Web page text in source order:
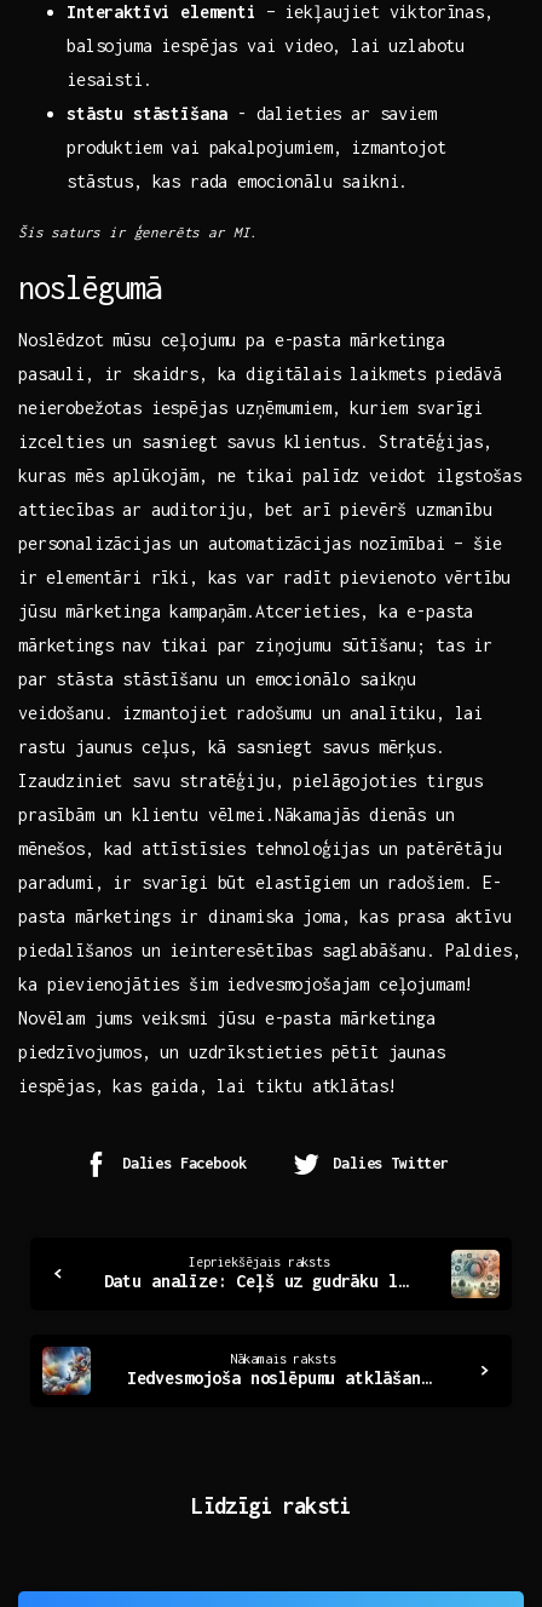
Interaktīvi elementi
– iekļaujiet viktorīnas,
balsojuma iespējas vai ⁤video, lai uzlabotu
iesaisti.
stāstu stāstīšana ⁢- dalieties ar saviem
produktiem vai​ pakalpojumiem, izmantojot
‌stāstus, kas rada emocionālu saikni.
Šis⁤ saturs ir ģenerēts ar MI.
noslēgumā
Noslēdzot mūsu ceļojumu pa e-pasta mārketinga
pasauli, ir skaidrs, ka digitālais laikmets piedāvā
neierobežotas iespējas uzņēmumiem, kuriem svarīgi
izcelties un ‍sasniegt savus klientus.‍ Stratēģijas,
kuras mēs aplūkojām, ne tikai palīdz veidot ilgstošas
attiecības ar auditoriju,⁢ bet arī pievērš uzmanību
personalizācijas un automatizācijas nozīmībai⁢ – šie
ir⁢ elementāri rīki, kas ⁣var radīt ⁤pievienoto ​vērtību
jūsu mārketinga kampaņām.Atcerieties, ‍ka e-pasta
‍mārketings nav tikai par ziņojumu sūtīšanu; tas ir
‍par stāsta⁤ stāstīšanu un emocionālo saikņu
veidošanu. izmantojiet radošumu un analītiku, lai
rastu jaunus ceļus, ⁣kā sasniegt savus mērķus.
Izaudziniet savu ‍stratēģiju, pielāgojoties tirgus
prasībām un klientu‍ vēlmei.Nākamajās ​dienās un
mēnešos, kad⁤ attīstīsies tehnoloģijas un patērētāju
paradumi, ir svarīgi būt ⁤elastīgiem ⁢un radošiem. E-
pasta mārketings ir dinamiska joma, ‌kas prasa aktīvu
piedalīšanos​ un ieinteresētības saglabāšanu. Paldies,
ka pievienojāties šim iedvesmojošajam ceļojumam!
Novēlam jums ⁤veiksmi jūsu e-pasta ‍mārketinga
⁤piedzīvojumos, un​ uzdrīkstieties pētīt jaunas
iespējas,⁤ kas gaida, lai tiktu ⁤atklātas!
Dalies Facebook Dalies Twitter
Reading
Iepriekšējais raksts
Datu analīze: Ceļš uz gudrāku lēmumu pieņemšanu
Nākamais raksts
Iedvesmojoša noslēpumu atklāšana: Mūsdienīga landing page izstrāde
Līdzīgi raksti